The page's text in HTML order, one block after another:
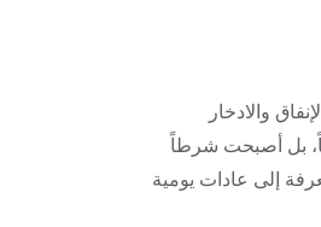
والادخار
بل أصبحت شرطاً
إلى عادات يومية